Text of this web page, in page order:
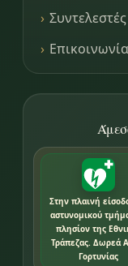
Συντελεστές
Επικοινωνία
Στην πλαινή
αστυνομικού
πλησίον της
Τράπεζας. Δωρεά
Γορτυνίας